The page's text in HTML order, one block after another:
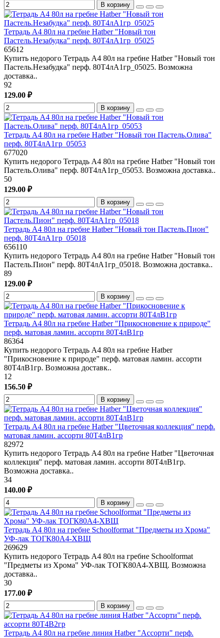
В корзину
Тетрадь А4 80л на гребне Hatber "Новый тон
Пастель.Незабудка" перф. 80Т4лА1гр_05025
65612
Купить недорого Тетрадь А4 80л на гребне Hatber "Новый тон
Пастель.Незабудка" перф. 80Т4лА1гр_05025. Возможна
доставка..
92
129.00 ₽
В корзину
Тетрадь А4 80л на гребне Hatber "Новый тон Пастель.Олива"
перф. 80Т4лА1гр_05053
677020
Купить недорого Тетрадь А4 80л на гребне Hatber "Новый тон
Пастель.Олива" перф. 80Т4лА1гр_05053. Возможна доставка..
50
129.00 ₽
В корзину
Тетрадь А4 80л на гребне Hatber "Новый тон Пастель.Пион"
перф. 80Т4лА1гр_05018
656110
Купить недорого Тетрадь А4 80л на гребне Hatber "Новый тон
Пастель.Пион" перф. 80Т4лА1гр_05018. Возможна доставка..
89
129.00 ₽
В корзину
Тетрадь А4 80л на гребне Hatber "Прикосновение к природе"
перф. матовая ламин. ассорти 80Т4лВ1гр
86364
Купить недорого Тетрадь А4 80л на гребне Hatber
"Прикосновение к природе" перф. матовая ламин. ассорти
80Т4лВ1гр. Возможна доставк..
12
156.50 ₽
В корзину
Тетрадь А4 80л на гребне Hatber "Цветочная коллекция" перф.
матовая ламин. ассорти 80Т4лВ1гр
82972
Купить недорого Тетрадь А4 80л на гребне Hatber "Цветочная
коллекция" перф. матовая ламин. ассорти 80Т4лВ1гр.
Возможна доставка..
34
140.00 ₽
В корзину
Тетрадь А4 80л на гребне Schoolformat "Предметы из Хрома"
УФ-лак ТОГК80А4-ХВЩ
269629
Купить недорого Тетрадь А4 80л на гребне Schoolformat
"Предметы из Хрома" УФ-лак ТОГК80А4-ХВЩ. Возможна
доставка..
30
177.00 ₽
В корзину
Тетрадь А4 80л на гребне линия Hatber "Ассорти" перф.